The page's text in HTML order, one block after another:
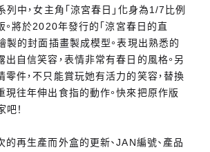
列中，女主角「涼宮春日」化身為1/7比例
將於2020年發行的「涼宮春日的直
製的封面插畫製成模型。表現出熟悉的
自信笑容，表情非常有春日的風格。另
零件，不只能賞玩她有活力的笑容，替換
現往年伸出食指的動作。快來把原作版
吧！
再生產而外盒的更新、JAN編號、產品